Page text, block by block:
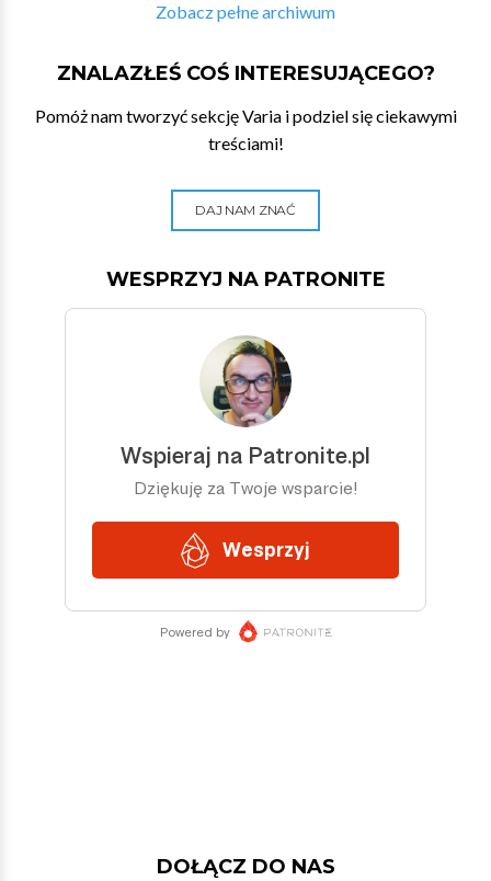
Zobacz pełne archiwum
ZNALAZŁEŚ COŚ INTERESUJĄCEGO?
Pomóż nam tworzyć sekcję Varia i podziel się ciekawymi
treściami!
DAJ NAM ZNAĆ
WESPRZYJ NA PATRONITE
DOŁĄCZ DO NAS